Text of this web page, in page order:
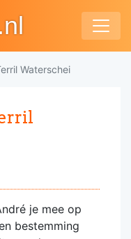
Waterschei
je mee op
bestemming